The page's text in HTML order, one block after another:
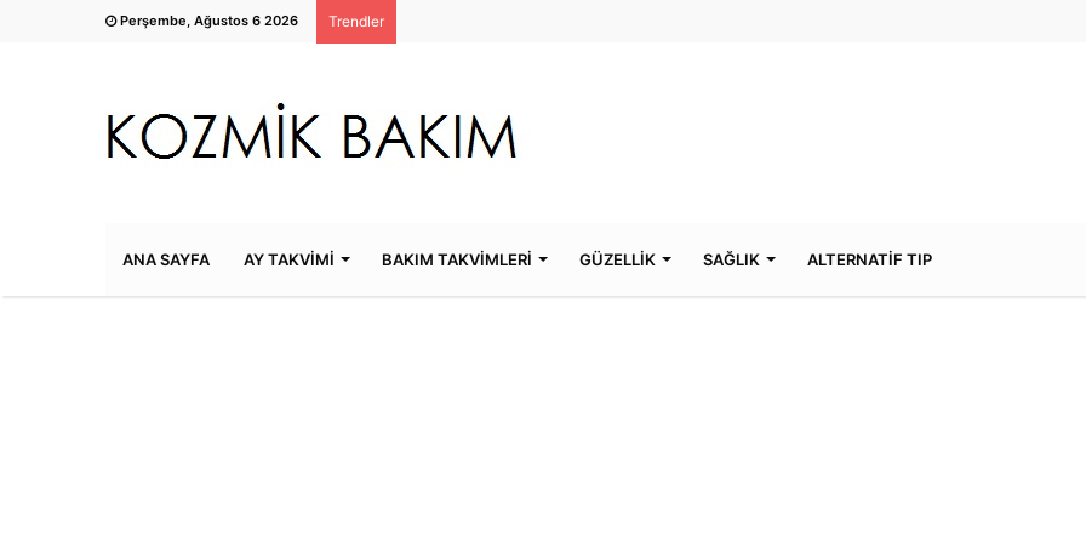
Perşembe, Ağustos 6 2026 Trendler
ANA SAYFA AY TAKVİMİ BAKIM TAKVİMLERİ GÜZELLİK SAĞLIK ALTERNATİF TIP